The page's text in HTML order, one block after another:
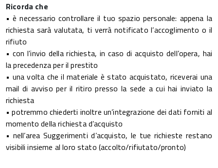
Ricorda che
• è necessario controllare il tuo spazio personale: appena la
richiesta sarà valutata, ti verrà notificato l’accoglimento o il
rifiuto
• con l’invio della richiesta, in caso di acquisto dell’opera, hai
la precedenza per il prestito
• una volta che il materiale è stato acquistato, riceverai una
mail di avviso per il ritiro presso la sede a cui hai inviato la
richiesta
• potremmo chiederti inoltre un’integrazione dei dati forniti al
momento della richiesta d’acquisto
• nell’area Suggerimenti d’acquisto, le tue richieste restano
visibili insieme al loro stato (accolto/rifiutato/pronto)